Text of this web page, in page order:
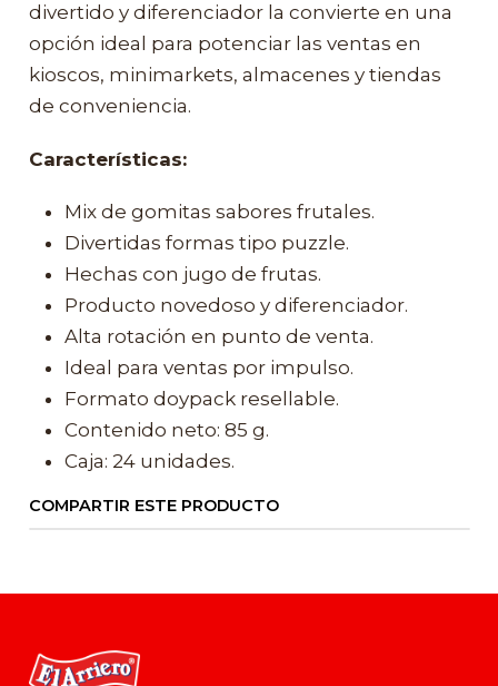
divertido y diferenciador la convierte en una
opción ideal para potenciar las ventas en
kioscos, minimarkets, almacenes y tiendas
de conveniencia.
Características:
Mix de gomitas sabores frutales.
Divertidas formas tipo puzzle.
Hechas con jugo de frutas.
Producto novedoso y diferenciador.
Alta rotación en punto de venta.
Ideal para ventas por impulso.
Formato doypack resellable.
Contenido neto: 85 g.
Caja: 24 unidades.
COMPARTIR ESTE PRODUCTO